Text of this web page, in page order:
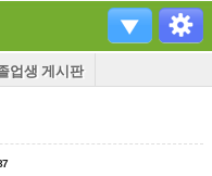
업생 게시판